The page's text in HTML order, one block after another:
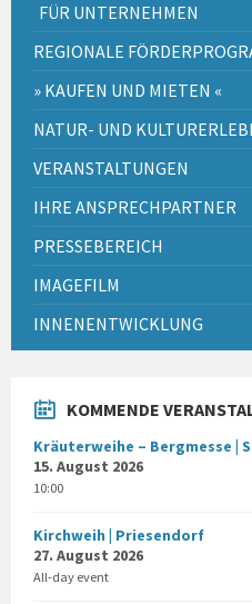
FÜR UNTERNEHMEN
REGIONALE
» KAUFEN UND MIETEN «
NATUR- UND
VERANSTALTUNGEN
IHRE ANSPRECHPARTNER
PRESSEBEREICH
IMAGEFILM
INNENENTWICKLUNG
KOMMENDE
Kräuterweihe – Bergmesse |
15. August 2026
10:00
Kirchweih | Priesendorf
27. August 2026
All-day event